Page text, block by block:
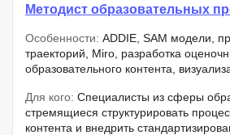
Методист образовательных
Особенности: ADDIE, SAM модели,
траекторий, Miro, разработка
образовательного контента,
Для кого: Специалисты из сферы
стремящиеся структурировать
контента и внедрить